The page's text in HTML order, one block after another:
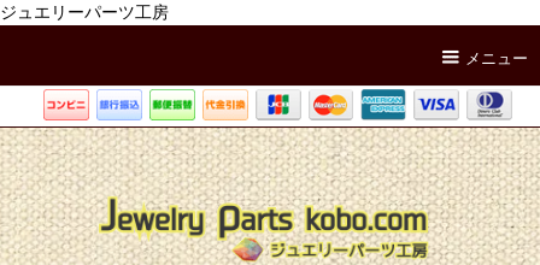
ジュエリーパーツ工房
メニュー